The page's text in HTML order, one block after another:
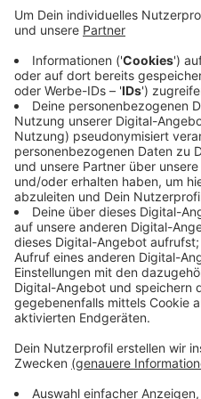
Pflanzen und
Wochenmarkt gibt. Die
verschoben, vertröstet
obwohl es nicht um ein
sondern nur einfache
sei das Herzstück der
Veröffentlicht:Mittwoch,
Anzeige
Anzeige